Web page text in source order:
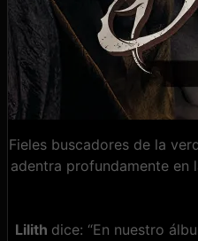
Fieles buscadores de la
adentra profundamente en
Lilith dice: “En nuestro